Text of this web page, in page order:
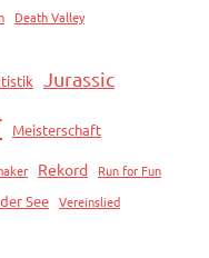
Death Valley
Jurassic
Meisterschaft
Rekord Run for Fun
See Vereinslied